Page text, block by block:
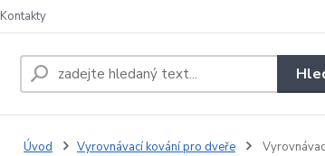
Kontakty
Úvod Vyrovnávací kování pro dveře